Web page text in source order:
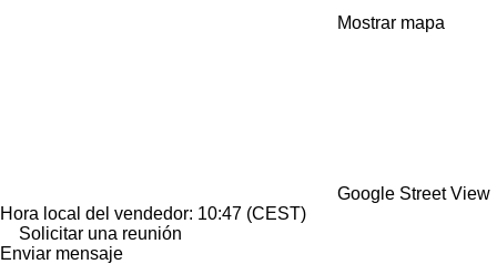
Mostrar mapa
Google Street View
Hora local del vendedor: 10:47 (CEST)
Solicitar una reunión
Enviar mensaje